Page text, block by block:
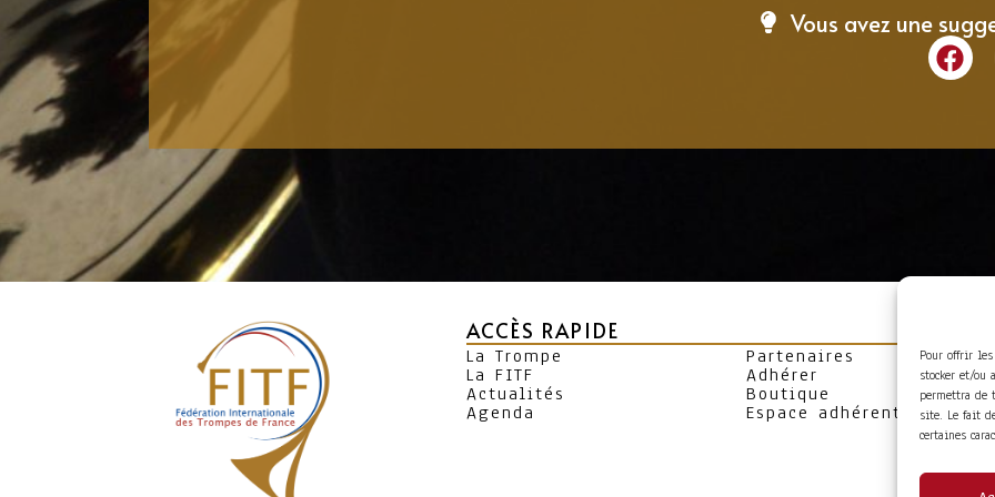
Pour offrir
stocker et/ou
permettra de
site. Le fait
certaines
Vous avez une
ACCÈS RAPIDE
La Trompe
La FITF
Actualités
Agenda
Partenaires
Adhérer
Boutique
Espace adhérent